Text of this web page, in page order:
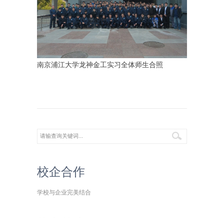
南京浦江大学龙神金工实习全体师生合照
校企合作
学校与企业完美结合